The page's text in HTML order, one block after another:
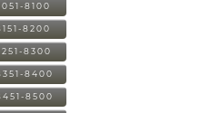
8100
8200
8300
8400
8500